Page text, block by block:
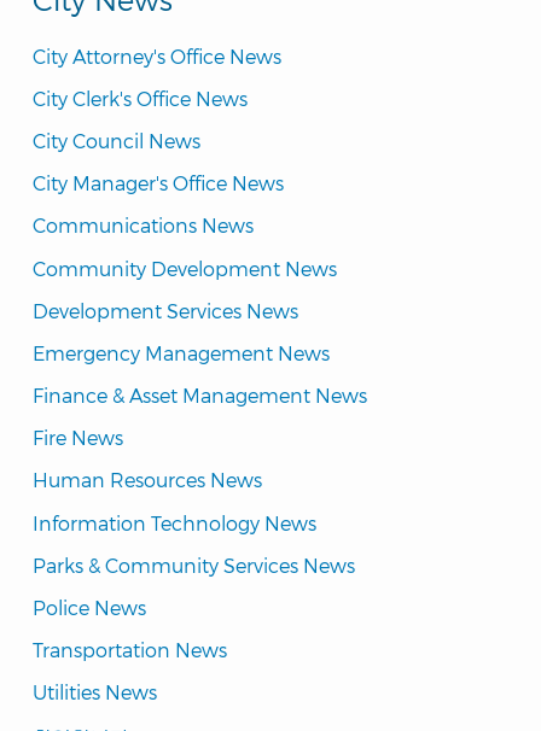
City Attorney's Office News
City Clerk's Office News
City Council News
City Manager's Office News
Communications News
Community Development News
Development Services News
Emergency Management News
Finance & Asset Management News
Fire News
Human Resources News
Information Technology News
Parks & Community Services News
Police News
Transportation News
Utilities News